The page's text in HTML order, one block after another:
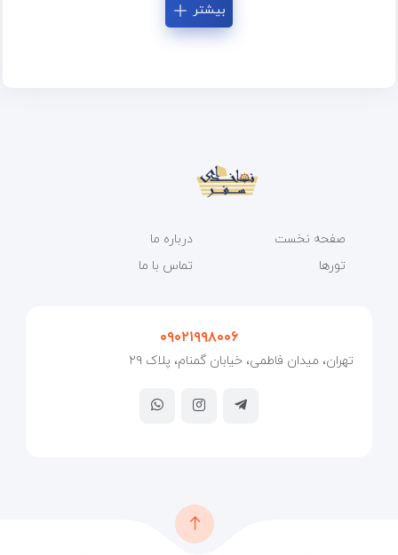
بیشتر
صفحه نخست
تورها
درباره ما
تماس با ما
۰۹۰۲۱۹۹۸۰۰۶
تهران، میدان فاطمی، خیابان گمنام، پلاک ۲۹